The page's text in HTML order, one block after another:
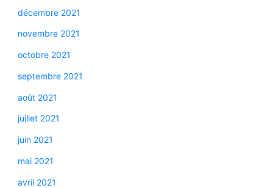
décembre 2021
novembre 2021
octobre 2021
septembre 2021
août 2021
juillet 2021
juin 2021
mai 2021
avril 2021